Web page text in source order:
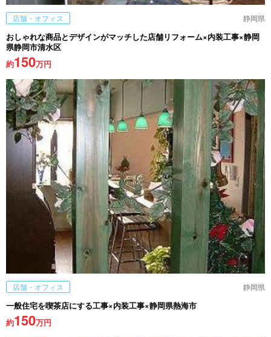
店舗・オフィス 静岡県
おしゃれな商品とデザインがマッチした店舗リフォーム×内装工事×静岡
県静岡市清水区
約150万円
店舗・オフィス 静岡県
一般住宅を喫茶店にする工事×内装工事×静岡県熱海市
約150万円